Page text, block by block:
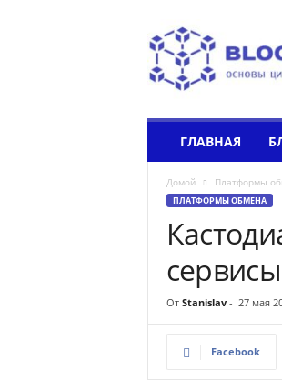
o
c
.
ГЛАВНАЯ
Домой Платформы
ПЛАТФОРМЫ ОБМЕНА
От Stanislav- 27 мая
Facebook